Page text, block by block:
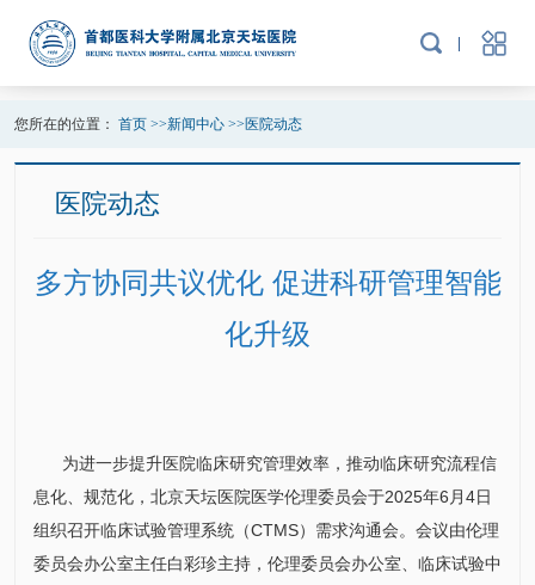
您所在的位置： 首页>>新闻中心>>医院动态
医院动态
多方协同共议优化 促进科研管理智能
化升级
为进一步提升医院临床研究管理效率，推动临床研究流程信
息化、规范化，北京天坛医院医学伦理委员会于2025年6月4日
组织召开临床试验管理系统（CTMS）需求沟通会。会议由伦理
委员会办公室主任白彩珍主持，伦理委员会办公室、 临床试验中